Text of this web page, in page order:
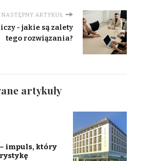
NASTĘPNY ARTYKUŁ
- jakie są zalety
tego rozwiązania?
artykuły
impuls, który